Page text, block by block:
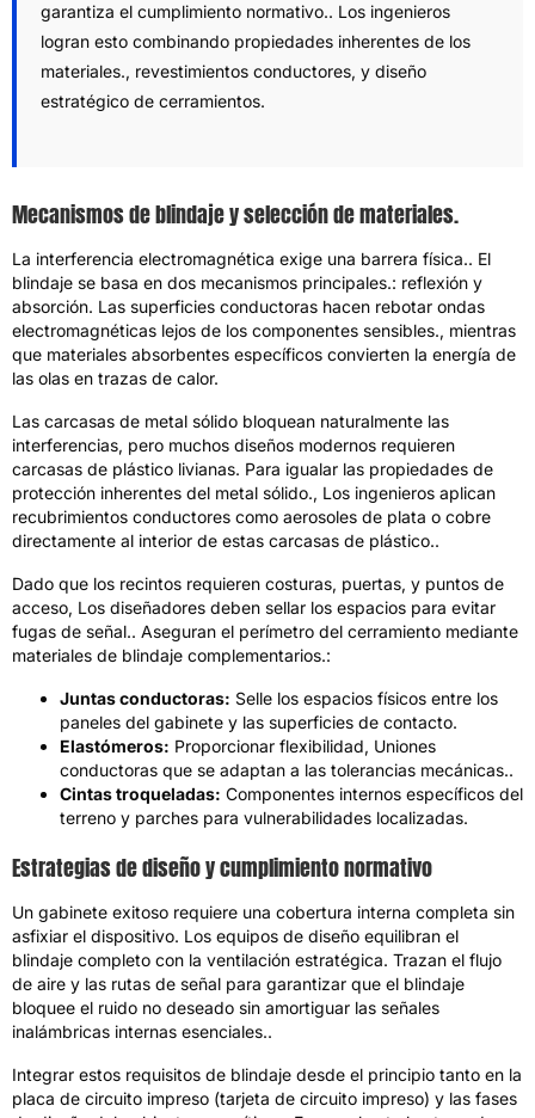
garantiza el cumplimiento normativo.. Los ingenieros
logran esto combinando propiedades inherentes de los
materiales., revestimientos conductores, y diseño
estratégico de cerramientos.
Mecanismos de blindaje y selección de materiales.
La interferencia electromagnética exige una barrera física.. El
blindaje se basa en dos mecanismos principales.: reflexión y
absorción. Las superficies conductoras hacen rebotar ondas
electromagnéticas lejos de los componentes sensibles., mientras
que materiales absorbentes específicos convierten la energía de
las olas en trazas de calor.
Las carcasas de metal sólido bloquean naturalmente las
interferencias, pero muchos diseños modernos requieren
carcasas de plástico livianas. Para igualar las propiedades de
protección inherentes del metal sólido., Los ingenieros aplican
recubrimientos conductores como aerosoles de plata o cobre
directamente al interior de estas carcasas de plástico..
Dado que los recintos requieren costuras, puertas, y puntos de
acceso, Los diseñadores deben sellar los espacios para evitar
fugas de señal.. Aseguran el perímetro del cerramiento mediante
materiales de blindaje complementarios.:
Juntas conductoras: Selle los espacios físicos entre los
paneles del gabinete y las superficies de contacto.
Elastómeros: Proporcionar flexibilidad, Uniones
conductoras que se adaptan a las tolerancias mecánicas..
Cintas troqueladas: Componentes internos específicos del
terreno y parches para vulnerabilidades localizadas.
Estrategias de diseño y cumplimiento normativo
Un gabinete exitoso requiere una cobertura interna completa sin
asfixiar el dispositivo. Los equipos de diseño equilibran el
blindaje completo con la ventilación estratégica. Trazan el flujo
de aire y las rutas de señal para garantizar que el blindaje
bloquee el ruido no deseado sin amortiguar las señales
inalámbricas internas esenciales..
Integrar estos requisitos de blindaje desde el principio tanto en la
placa de circuito impreso (tarjeta de circuito impreso) y las fases